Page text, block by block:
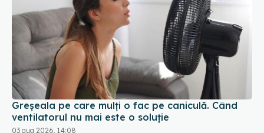
Greșeala pe care mulți o fac pe caniculă. Când
ventilatorul nu mai este o soluție
03 aug 2026, 14:08